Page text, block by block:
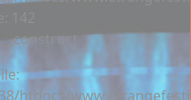
__construct
htdocs/